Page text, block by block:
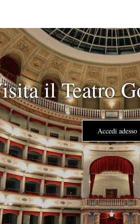
il Teatro
Accedi adesso